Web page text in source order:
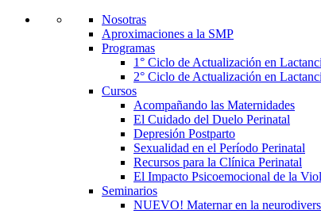
Nosotras
Aproximaciones a la SMP
Programas
1° Ciclo de Actualización en
2° Ciclo de Actualización en
Cursos
Acompañando las Maternidades
El Cuidado del Duelo Perinatal
Depresión Postparto
Sexualidad en el Período Perinatal
Recursos para la Clínica Perinatal
El Impacto Psicoemocional de la
Seminarios
NUEVO! Maternar en la